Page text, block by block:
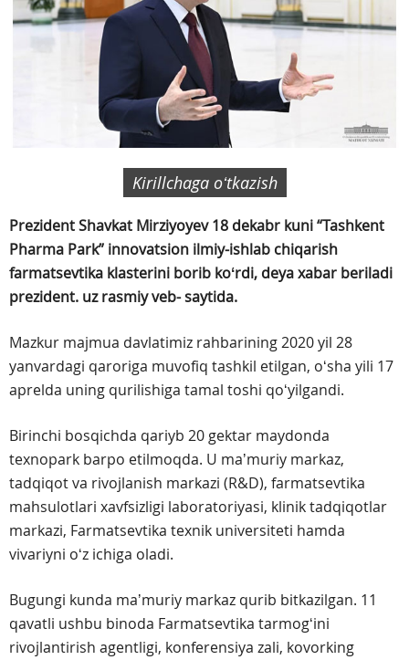
Kirillchaga oʻtkazish
Prezident Shavkat Mirziyoyev 18 dekabr kuni “Tashkent
Pharma Park” innovatsion ilmiy-ishlab chiqarish
farmatsevtika klasterini borib koʻrdi, deya xabar beriladi
prezident. uz rasmiy veb- saytida.
Mazkur majmua davlatimiz rahbarining 2020 yil 28
yanvardagi qaroriga muvofiq tashkil etilgan, oʻsha yili 17
aprelda uning qurilishiga tamal toshi qoʻyilgandi.
Birinchi bosqichda qariyb 20 gektar maydonda
texnopark barpo etilmoqda. U maʼmuriy markaz,
tadqiqot va rivojlanish markazi (R&D), farmatsevtika
mahsulotlari xavfsizligi laboratoriyasi, klinik tadqiqotlar
markazi, Farmatsevtika texnik universiteti hamda
vivariyni oʻz ichiga oladi.
Bugungi kunda maʼmuriy markaz qurib bitkazilgan. 11
qavatli ushbu binoda Farmatsevtika tarmogʻini
rivojlantirish agentligi, konferensiya zali, kovorking